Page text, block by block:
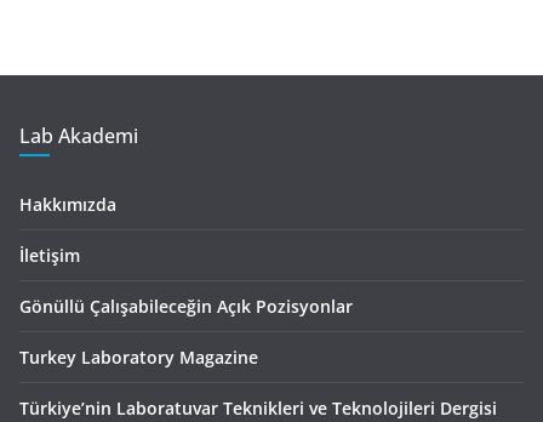
Lab Akademi
Hakkımızda
İletişim
Gönüllü Çalışabileceğin Açık Pozisyonlar
Turkey Laboratory Magazine
Türkiye’nin Laboratuvar Teknikleri ve Teknolojileri Dergisi